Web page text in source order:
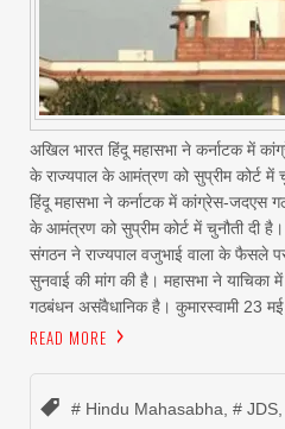
अखिल भारत हिंदू महासभा ने कर्नाटक में
के राज्यपाल के आमंत्रण को सुप्रीम कोर्ट में
हिंदू महासभा ने कर्नाटक में कांग्रेस-जदएस
के आमंत्रण को सुप्रीम कोर्ट में चुनौती दी है।
संगठन ने राज्यपाल वजुभाई वाला के फैसले
सुनवाई की मांग की है। महासभा ने याचिका
गठबंधन असंवैधानिक है। कुमारस्वामी 23 मई
READ MORE
# Hindu Mahasabha, # JDS,